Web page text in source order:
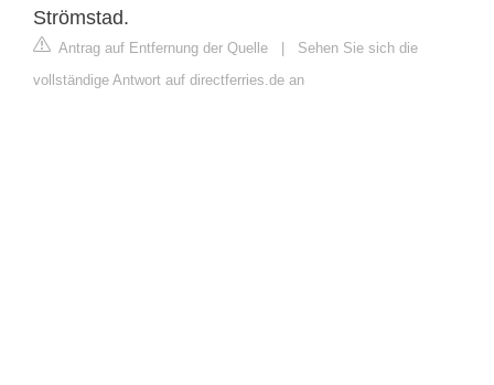
Strömstad.
Antrag auf Entfernung der Quelle | Sehen Sie sich die
vollständige Antwort auf directferries.de an